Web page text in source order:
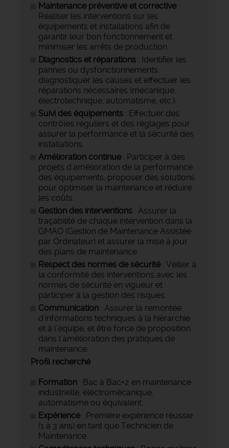
Maintenance préventive et corrective:
Réaliser les interventions sur les
équipements et installations afin de
garantir leur bon fonctionnement et
minimiser les arrêts de production.
Diagnostics et réparations : Identifier les
pannes ou dysfonctionnements,
diagnostiquer les causes et effectuer les
réparations nécessaires (mécanique,
électrotechnique, automatisme, etc.).
Suivi des équipements : Effectuer des
contrôles réguliers et des réglages pour
assurer la performance et la sécurité des
installations.
Amélioration continue: Participer à des
projets d'amélioration de la performance
des équipements, proposer des solutions
pour optimiser la maintenance et réduire
les coûts.
Gestion des interventions : Assurer la
traçabilité de chaque intervention dans la
GMAO (Gestion de Maintenance Assistée
par Ordinateur) et assurer la mise à jour
des plans de maintenance.
Respect des normes de sécurité: Veiller à
la conformité des interventions avec les
normes de sécurité en vigueur et
participer à la gestion des risques.
Communication : Assurer la remontée
d’informations techniques à la hiérarchie
et à l’équipe, et être force de proposition
dans l’amélioration des pratiques de
maintenance.
Profil recherché
Formation : Bac à Bac+2 en maintenance
industrielle, électromécanique,
automatisme ou équivalent.
Expérience: Première expérience réussie
(1 à 3 ans) en tant que Technicien de
Maintenance.